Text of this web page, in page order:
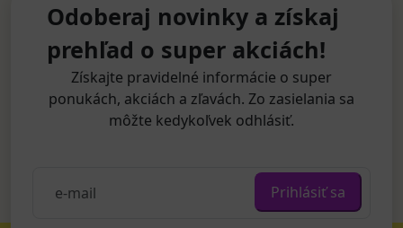
Odoberaj novinky a získaj
prehľad o super akciách!
Získajte pravidelné informácie o super
ponukách, akciách a zľavách. Zo zasielania sa
môžte kedykoľvek odhlásiť.
Prihlásiť sa